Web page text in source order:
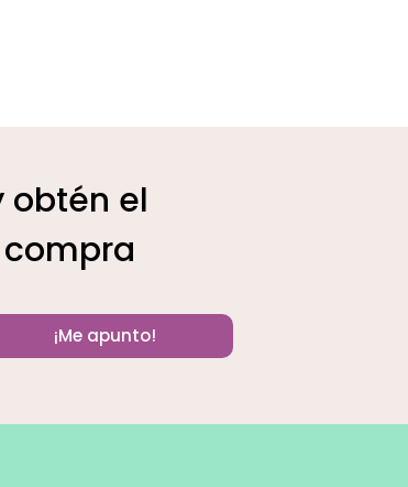
obtén el
¡Me apunto!